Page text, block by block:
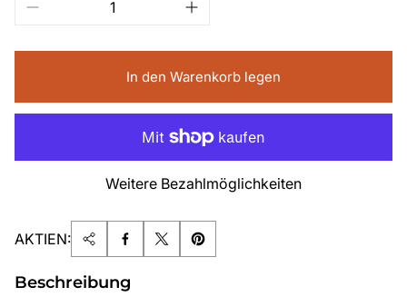
In den Warenkorb legen
Weitere Bezahlmöglichkeiten
AKTIEN:
Beschreibung